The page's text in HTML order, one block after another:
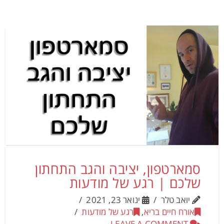
סמארטפון, יציבה והגב התחתון
שלכם | רגע של מודעות
יואב טלר
ינואר 23, 2021
אורח חיים בריא, רגע של מודעות